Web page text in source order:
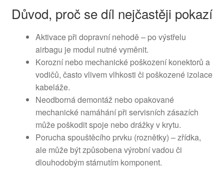
Důvod, proč se díl nejčastěji pokazí
Aktivace při dopravní nehodě – po výstřelu
airbagu je modul nutné vyměnit.
Korozní nebo mechanické poškození konektorů a
vodičů, často vlivem vlhkosti či poškozené izolace
kabeláže.
Neodborná demontáž nebo opakované
mechanické namáhání při servisních zásazích
může poškodit spoje nebo drážky v krytu.
Porucha spouštěcího prvku (roznětky) – zřídka,
ale může být způsobena výrobní vadou či
dlouhodobým stárnutím komponent.